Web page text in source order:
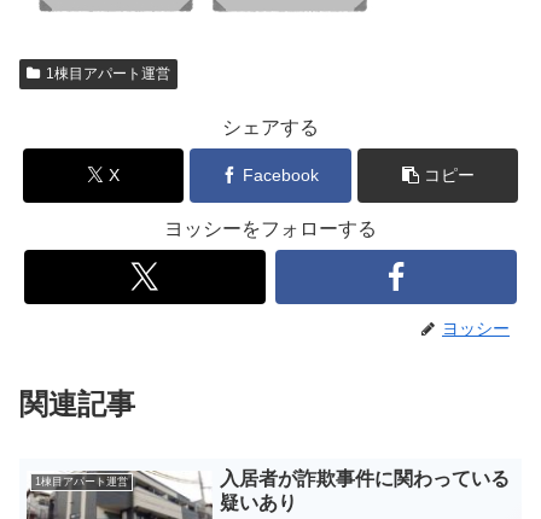
1棟目アパート運営
シェアする
X Facebook コピー
ヨッシーをフォローする
ヨッシー
関連記事
1棟目アパート運営
入居者が詐欺事件に関わっている
疑いあり